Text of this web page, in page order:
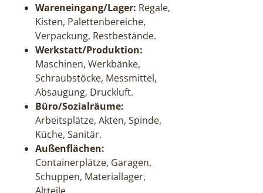
Wareneingang/Lager: Regale,
Kisten, Palettenbereiche,
Verpackung, Restbestände.
Werkstatt/Produktion:
Maschinen, Werkbänke,
Schraubstöcke, Messmittel,
Absaugung, Druckluft.
Büro/Sozialräume:
Arbeitsplätze, Akten, Spinde,
Küche, Sanitär.
Außenflächen:
Containerplätze, Garagen,
Schuppen, Materiallager,